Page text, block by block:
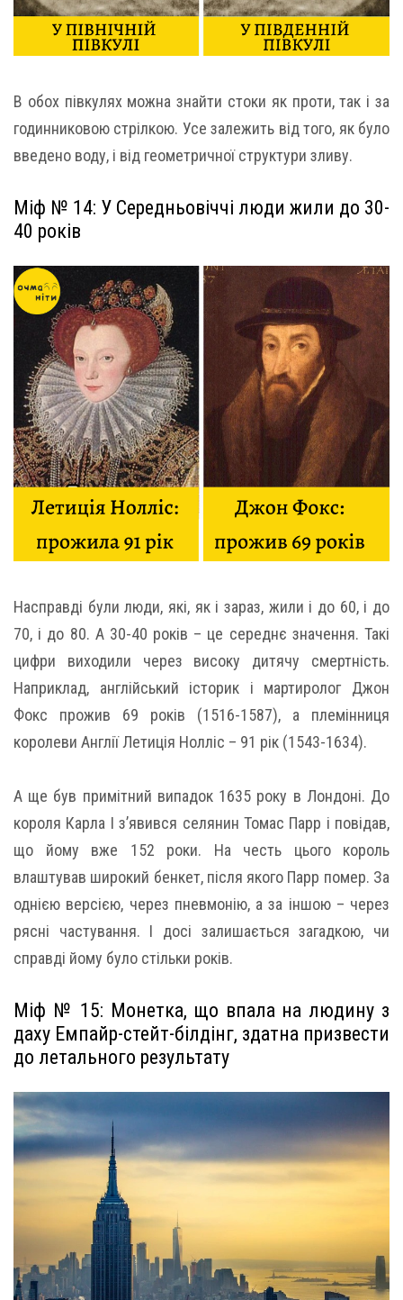
В обох півкулях можна знайти стоки як проти, так і за
годинниковою стрілкою. Усе залежить від того, як було
введено воду, і від геометричної структури зливу.
Міф № 14: У Середньовіччі люди жили до 30-
40 років
Насправді були люди, які, як і зараз, жили і до 60, і до
70, і до 80. А 30-40 років – це середнє значення. Такі
цифри виходили через високу дитячу смертність.
Наприклад, англійський історик і мартиролог Джон
Фокс прожив 69 років (1516-1587), а племінниця
королеви Англії Летиція Нолліс – 91 рік (1543-1634).
А ще був примітний випадок 1635 року в Лондоні. До
короля Карла I з’явився селянин Томас Парр і повідав,
що йому вже 152 роки. На честь цього король
влаштував широкий бенкет, після якого Парр помер. За
однією версією, через пневмонію, а за іншою – через
рясні частування. І досі залишається загадкою, чи
справді йому було стільки років.
Міф № 15: Монетка, що впала на людину з
даху Емпайр-стейт-білдінг, здатна призвести
до летального результату